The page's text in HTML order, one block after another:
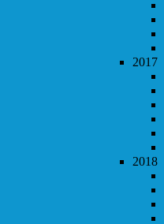
2017
2018